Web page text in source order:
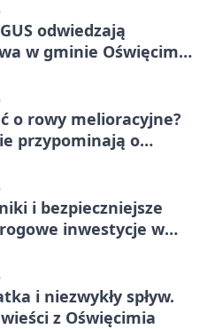
odwiedzają
w gminie Oświęcim.
o rowy melioracyjne?
przypominają o
i bezpieczniejsze
inwestycje w
i niezwykły spływ.
z Oświęcimia